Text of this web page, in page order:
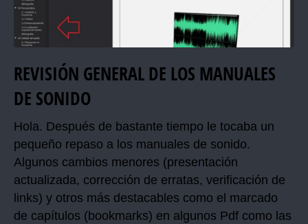
REVISIÓN GENERAL DE LOS MANUALES
DE SONIDO
Hola. Después de bastante tiempo le tocaba un
pequeño repaso a los manuales de sonido.
Algunos cambios menores (presentación
actualizada, corrección de erratas, verificación de
links) y otros más destacables como el marcado
de capítulos (bookmarks) en algunos Pdf como las